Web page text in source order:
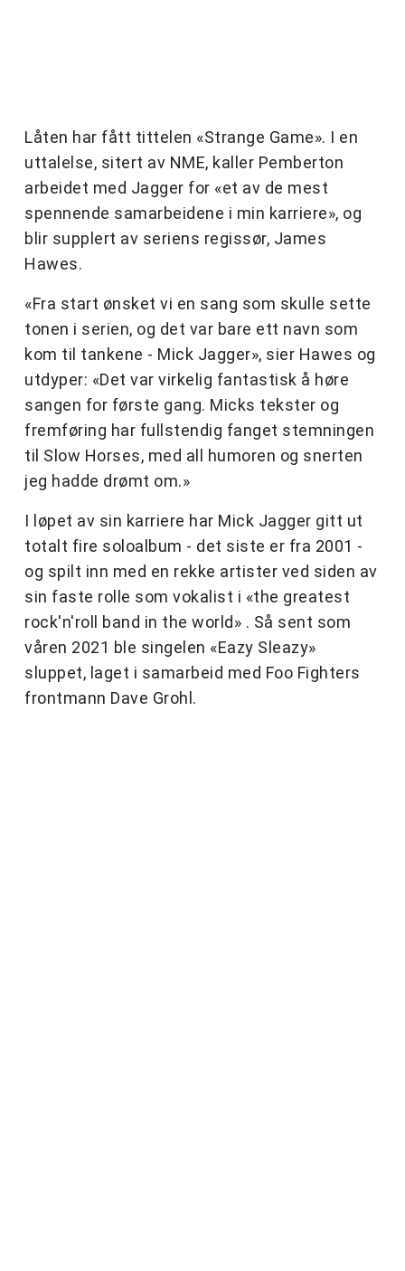
Låten har fått tittelen «Strange Game». I en
uttalelse, sitert av NME, kaller Pemberton
arbeidet med Jagger for «et av de mest
spennende samarbeidene i min karriere», og
blir supplert av seriens regissør, James
Hawes.
«Fra start ønsket vi en sang som skulle sette
tonen i serien, og det var bare ett navn som
kom til tankene - Mick Jagger», sier Hawes og
utdyper: «Det var virkelig fantastisk å høre
sangen for første gang. Micks tekster og
fremføring har fullstendig fanget stemningen
til Slow Horses, med all humoren og snerten
jeg hadde drømt om.»
I løpet av sin karriere har Mick Jagger gitt ut
totalt fire soloalbum - det siste er fra 2001 -
og spilt inn med en rekke artister ved siden av
sin faste rolle som vokalist i «the greatest
rock'n'roll band in the world» . Så sent som
våren 2021 ble singelen «Eazy Sleazy»
sluppet, laget i samarbeid med Foo Fighters
frontmann Dave Grohl.